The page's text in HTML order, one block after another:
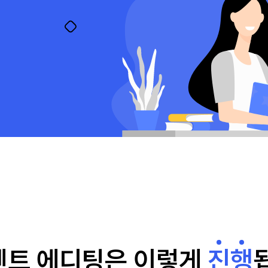
에디팅은 이렇게 진행